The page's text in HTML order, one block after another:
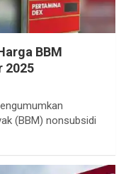
BBM
2025
(BBM) nonsubsidi